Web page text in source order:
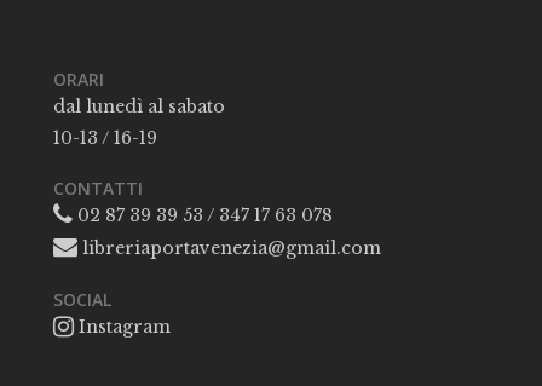
ORARI
dal lunedì al sabato
10-13 / 16-19
CONTATTI
02 87 39 39 53 / 347 17 63 078
libreriaportavenezia@gmail.com
SOCIAL
Instagram